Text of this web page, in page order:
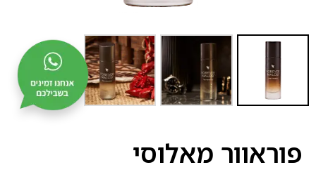
פוראוור מאלוסי